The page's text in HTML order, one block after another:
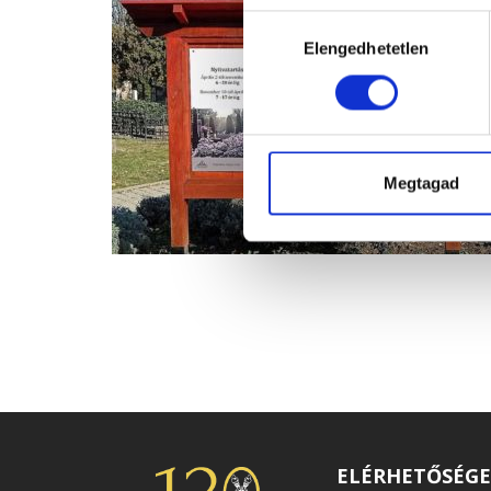
Hozzájárulás
kiválasztásaElengedhetetlen
Megtagad